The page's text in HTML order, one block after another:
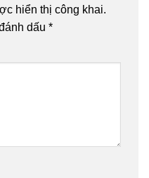
hiển thị công khai.
dấu *